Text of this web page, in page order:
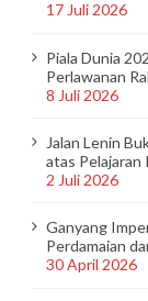
17 Juli 2026
Piala Dunia
Perlawanan
8 Juli 2026
Jalan Lenin
atas Pelajaran
2 Juli 2026
Ganyang
Perdamaian
30 April 2026